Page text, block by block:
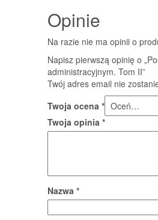
Opinie
Na razie nie ma opinii o
Napisz pierwszą opinię o
administracyjnym. Tom II”
Twój adres email nie
Twoja ocena *
Twoja opinia *
Nazwa *